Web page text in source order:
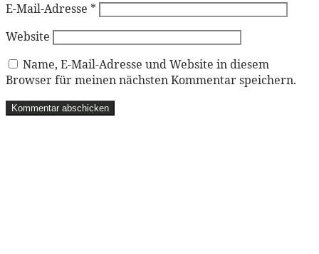
E-Mail-Adresse *
Website
Name, E-Mail-Adresse und Website in diesem
Browser für meinen nächsten Kommentar speichern.